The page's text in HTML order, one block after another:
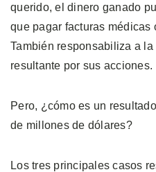
querido, el dinero ganado
que pagar facturas médicas
También responsabiliza a
resultante por sus acciones.
Pero, ¿cómo es un
de millones de dólares?
Los tres principales casos